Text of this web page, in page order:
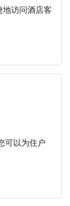
访问酒店客
可以为住户